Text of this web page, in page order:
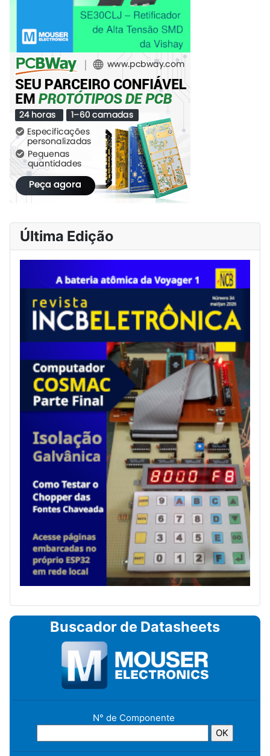
Última Edição
Buscador de Datasheets
N° de Componente